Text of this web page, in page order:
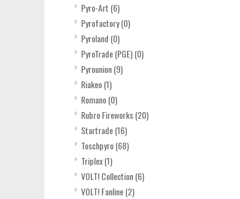
Pyro-Art (6)
Pyrofactory(0)
Pyroland (0)
PyroTrade (PGE)(0)
Pyrounion(9)
Riakeo(1)
Romano(0)
Rubro Fireworks(20)
Startrade(16)
Toschpyro(68)
Triplex(1)
VOLT! Collection(6)
VOLT! Fanline(2)